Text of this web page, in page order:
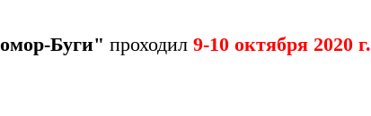
Буги" проходил 9-10 октября 2020 г.